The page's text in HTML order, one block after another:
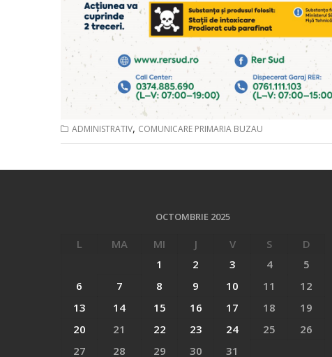
ADMINISTRATIV, COMUNICARE PRIMARIA BUZAU
OCTOMBRIE 2025
L MA MI J V S
D
1
2 3 4
5
6
7 8 9 10 11
12
13
14 15 16 17 18
19
20
21 22 23 24 25
26
27
28 29 30 31